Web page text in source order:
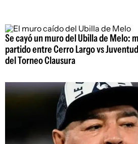
Se cayó un muro del Ubilla de Melo:
partido entre Cerro Largo vs
del Torneo Clausura